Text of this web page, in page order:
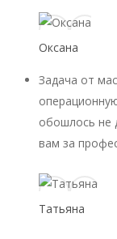
Оксана
Задача от
обошлось не
вам за
Татьяна